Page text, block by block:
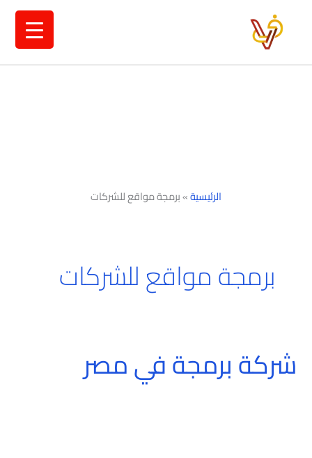
الرئيسية»برمجة مواقع للشركات
برمجة مواقع للشركات
شركة برمجة في مصر
شركة
برمجة